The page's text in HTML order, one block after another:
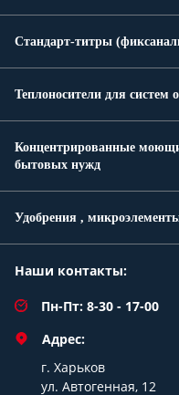
Стандарт-титры
Теплоносители для систем
Концентрированные
бытовых нужд
Удобрения ,
Наши контакты:
Пн-Пт: 8-30 - 17-00
Адрес:
г. Харьков
ул. Автогенная, 12